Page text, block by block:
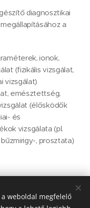
diagnosztikai
a
ionok,
(fizikális vizsgálat,
vizsgálat)
emésztettség,
(élősködők
és
vizsgálata (pl.
, prosztata)
weboldal megfelelő